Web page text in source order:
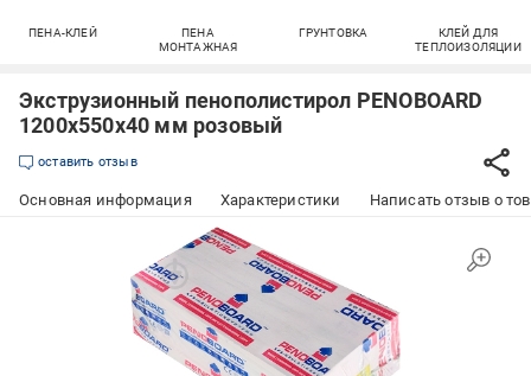
ПЕНА-КЛЕЙ
ПЕНА
МОНТАЖНАЯ
ГРУНТОВКА
КЛЕЙ ДЛЯ
ТЕПЛОИЗОЛЯЦИИ
Экструзионный пенополистирол PENOBOARD
1200х550х40 мм розовый
оставить отзыв
Основная информация Характеристики Написать отзыв о